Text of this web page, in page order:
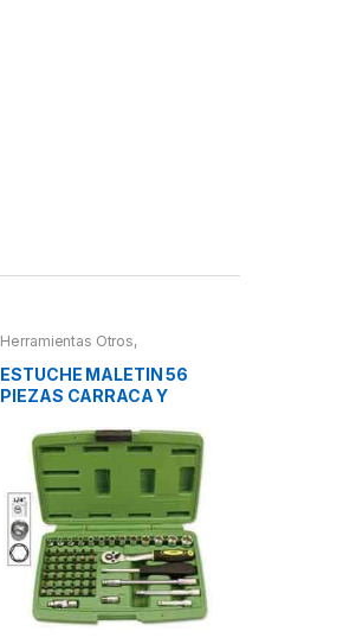
Herramientas Otros,
Herramientas De Mano,
Maletines Herramientas,
Extractores, Compresímetros,
ESTUCHE MALETIN 56
PIEZAS CARRACA Y